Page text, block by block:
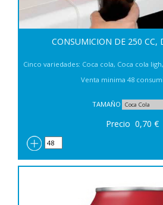
CONSUMICION DE 250 CC,
Cinco variedades: Coca cola, Coca cola
Venta minima 48
TAMAÑO
Precio 0,70 €